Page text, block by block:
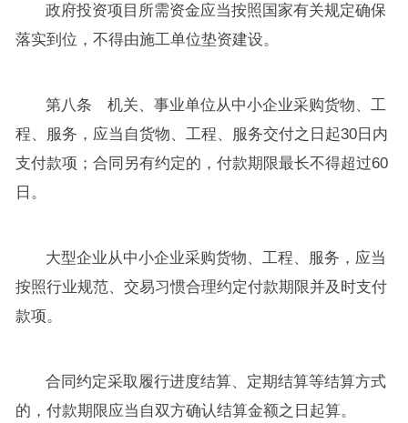
政府投资项目所需资金应当按照国家有关规定确保
落实到位，不得由施工单位垫资建设。
第八条 机关、事业单位从中小企业采购货物、工
程、服务，应当自货物、工程、服务交付之日起30日内
支付款项；合同另有约定的，付款期限最长不得超过60
日。
大型企业从中小企业采购货物、工程、服务，应当
按照行业规范、交易习惯合理约定付款期限并及时支付
款项。
合同约定采取履行进度结算、定期结算等结算方式
的，付款期限应当自双方确认结算金额之日起算。